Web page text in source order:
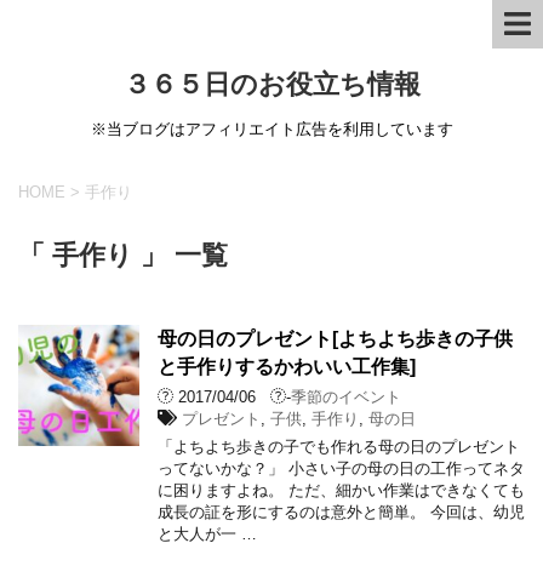
３６５日のお役立ち情報
※当ブログはアフィリエイト広告を利用しています
HOME > 手作り
「 手作り 」 一覧
母の日のプレゼント[よちよち歩きの子供
と手作りするかわいい工作集]
2017/04/06 -季節のイベント
プレゼント
,子供 ,手作り ,母の日
「よちよち歩きの子でも作れる母の日のプレゼント
ってないかな？」 小さい子の母の日の工作ってネタ
に困りますよね。 ただ、細かい作業はできなくても
成長の証を形にするのは意外と簡単。 今回は、幼児
と大人が一 …